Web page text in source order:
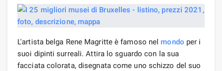
L'artista belga Rene Magritte è famoso nel mondo per i
suoi dipinti surreali. Attira lo sguardo con la sua
facciata colorata, disegnata come uno schizzo del suo